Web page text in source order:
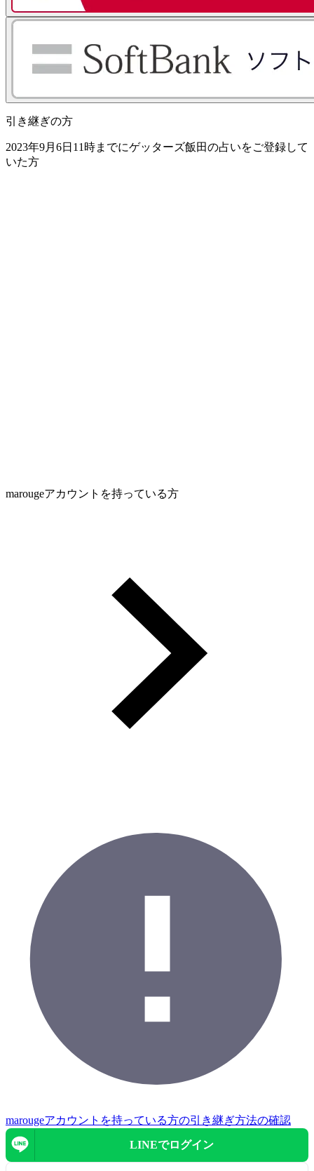
引き継ぎの方
2023年9月6日11時までにゲッターズ飯田の占いをご登録して
いた方
marougeアカウントを持っている方
marougeアカウントを持っている方の引き継ぎ方法の確認
LINEでログイン